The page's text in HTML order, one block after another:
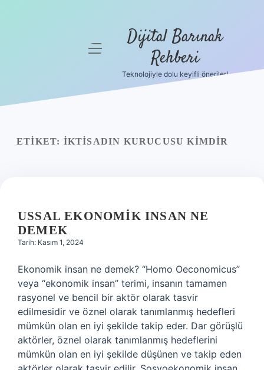
menüyü
Dijital Barınak
Rehberi
Teknolojiyle dolu keyifli öneriler!
ETIKET: İKTISADIN KURUCUSU KIMDIR
USSAL EKONOMIK INSAN NE
DEMEK
Tarih: Kasım 1, 2024
Ekonomik insan ne demek? “Homo Oeconomicus”
veya “ekonomik insan” terimi, insanın tamamen
rasyonel ve bencil bir aktör olarak tasvir
edilmesidir ve öznel olarak tanımlanmış hedefleri
mümkün olan en iyi şekilde takip eder. Dar görüşlü
aktörler, öznel olarak tanımlanmış hedeflerini
mümkün olan en iyi şekilde düşünen ve takip eden